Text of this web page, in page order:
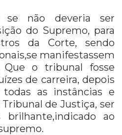
se não deveria ser
do Supremo, para
da Corte, sendo
manifestassem
Que o tribunal fosse
de carreira, depois
as instâncias e
de Justiça, ser
ao